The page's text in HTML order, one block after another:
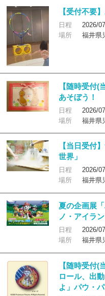
【受付不要
日程
2026/
場所
福井県
【随時受付(
あそぼう！
日程
2026/
場所
福井県
【当日受付
世界」
日程
2026/
場所
福井県
夏の企画展
ノ・アイラ
日程
2026/
場所
福井県
【随時受付(
ロール、出
よ」パウ・